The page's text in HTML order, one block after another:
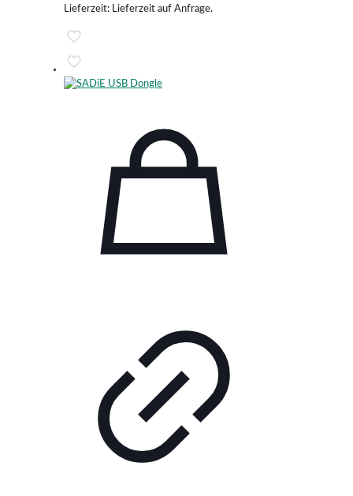
Lieferzeit: Lieferzeit auf Anfrage.